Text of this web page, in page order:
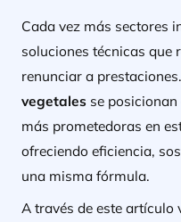
Cada vez más sectores
soluciones técnicas que
renunciar a
vegetalesse posicionan
más prometedoras en
ofreciendo eficiencia,
una misma fórmula.
A través de este artículo